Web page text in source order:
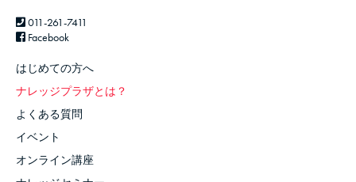
011-261-7411
Facebook
はじめての方へ
ナレッジプラザとは？
よくある質問
イベント
オンライン講座